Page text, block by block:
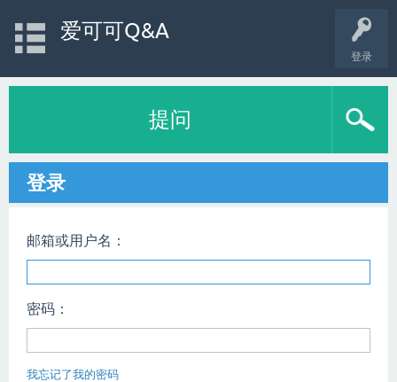
登录
爱可可Q&A
提问
登录
邮箱或用户名：
密码：
我忘记了我的密码